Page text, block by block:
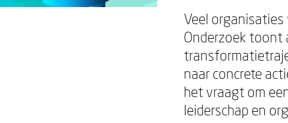
Veel
Onderzoek toont
naar concrete
het vraagt om
leiderschap en